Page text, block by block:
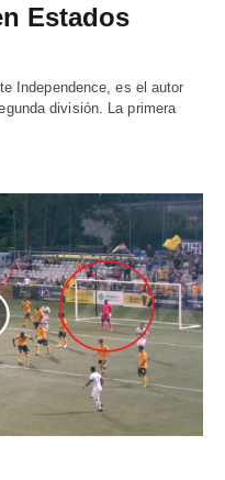
Estados
Independence, es el autor
división. La primera